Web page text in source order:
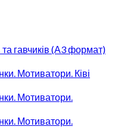
та гавчиків (А3 формат)
Мотиватори. Ківі
Мотиватори.
Мотиватори.